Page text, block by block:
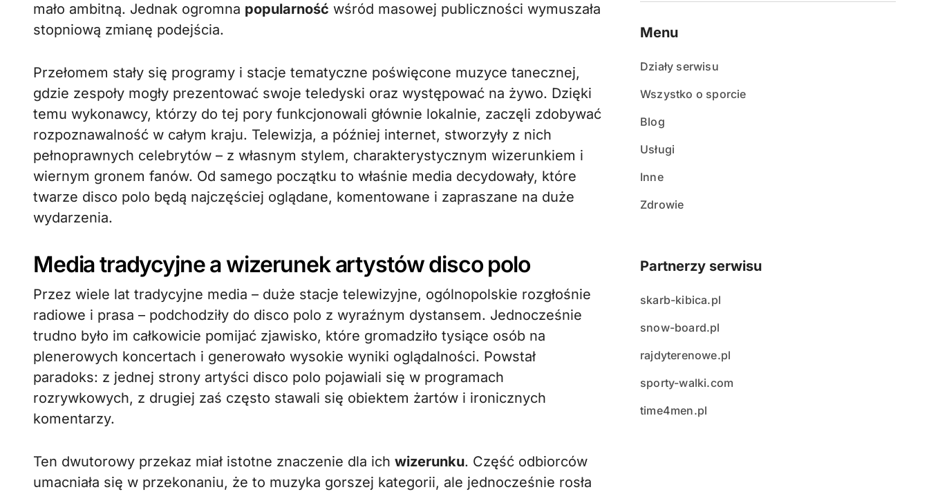
mało ambitną. Jednak ogromna popularność wśród masowej publiczności wymuszała
stopniową zmianę podejścia.
Przełomem stały się programy i stacje tematyczne poświęcone muzyce tanecznej,
gdzie zespoły mogły prezentować swoje teledyski oraz występować na żywo. Dzięki
temu wykonawcy, którzy do tej pory funkcjonowali głównie lokalnie, zaczęli zdobywać
rozpoznawalność w całym kraju. Telewizja, a później internet, stworzyły z nich
pełnoprawnych celebrytów – z własnym stylem, charakterystycznym wizerunkiem i
wiernym gronem fanów. Od samego początku to właśnie media decydowały, które
twarze disco polo będą najczęściej oglądane, komentowane i zapraszane na duże
wydarzenia.
Media tradycyjne a wizerunek artystów disco polo
Przez wiele lat tradycyjne media – duże stacje telewizyjne, ogólnopolskie rozgłośnie
radiowe i prasa – podchodziły do disco polo z wyraźnym dystansem. Jednocześnie
trudno było im całkowicie pomijać zjawisko, które gromadziło tysiące osób na
plenerowych koncertach i generowało wysokie wyniki oglądalności. Powstał
paradoks: z jednej strony artyści disco polo pojawiali się w programach
rozrywkowych, z drugiej zaś często stawali się obiektem żartów i ironicznych
komentarzy.
Ten dwutorowy przekaz miał istotne znaczenie dla ich wizerunku. Część odbiorców
umacniała się w przekonaniu, że to muzyka gorszej kategorii, ale jednocześnie rosła
Menu
Działy serwisu
Wszystko o sporcie
Blog
Usługi
Inne
Zdrowie
Partnerzy serwisu
skarb-kibica.pl
snow-board.pl
rajdyterenowe.pl
sporty-walki.com
time4men.pl